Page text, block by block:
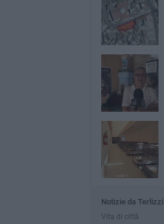
Notizie da Terlizzi
Vita di città